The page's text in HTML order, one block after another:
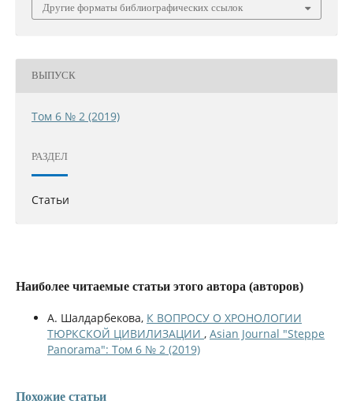
Другие форматы библиографических ссылок
ВЫПУСК
Том 6 № 2 (2019)
РАЗДЕЛ
Статьи
Наиболее читаемые статьи этого автора (авторов)
А. Шалдарбекова, К ВОПРОСУ О ХРОНОЛОГИИ
ТЮРКСКОЙ ЦИВИЛИЗАЦИИ , Asian Journal "Steppe
Panorama": Том 6 № 2 (2019)
Похожие статьи